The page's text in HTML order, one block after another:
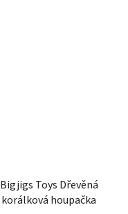
Bigjigs Toys Dřevěná
korálková houpačka